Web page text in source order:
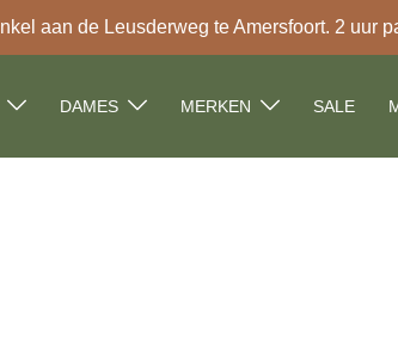
aan de Leusderweg te Amersfoort. 2 uur
DAMES MERKEN SALE